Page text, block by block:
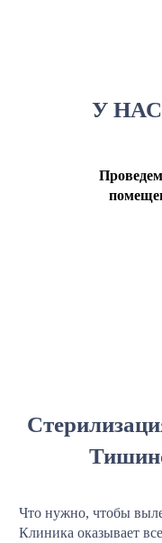
У
Что нужно, чтобы
Клиника оказывает